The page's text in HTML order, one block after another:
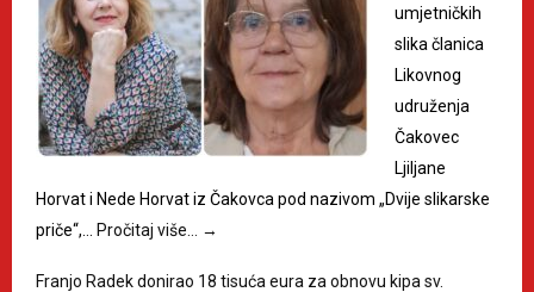
umjetničkih
slika članica
Likovnog
udruženja
Čakovec
Ljiljane
Horvat i Nede Horvat iz Čakovca pod nazivom „Dvije slikarske
priče“,…
Pročitaj više… →
Franjo Radek donirao 18 tisuća eura za obnovu kipa sv.